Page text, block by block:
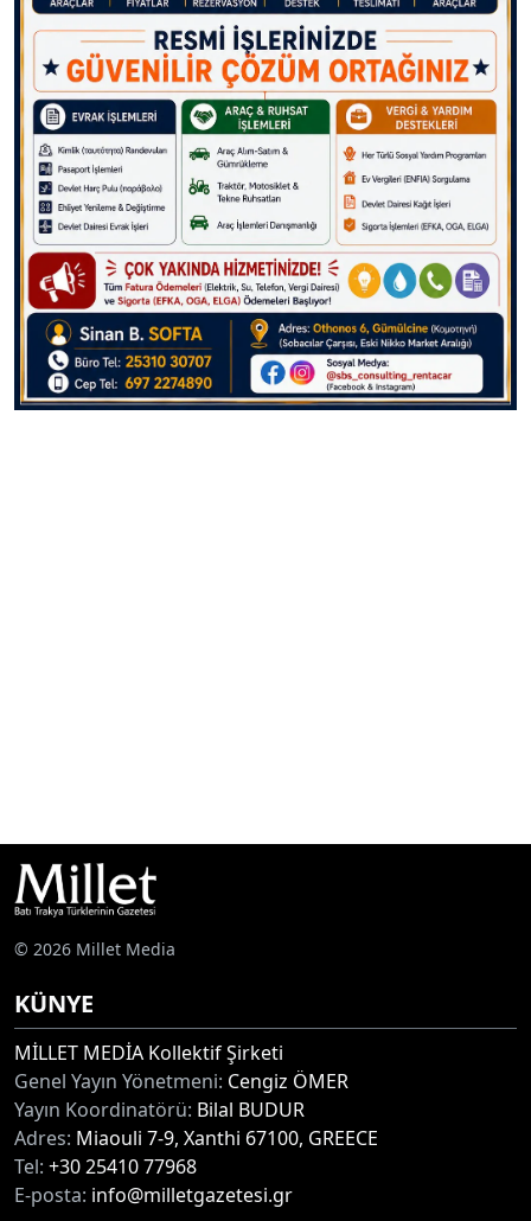
© 2026 Millet Media
KÜNYE
MİLLET MEDİA Kollektif Şirketi
Genel Yayın Yönetmeni: Cengiz ÖMER
Yayın Koordinatörü: Bilal BUDUR
Adres: Miaouli 7-9, Xanthi 67100, GREECE
Tel: +30 25410 77968
E-posta: info@milletgazetesi.gr